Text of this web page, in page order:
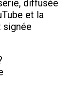
diffusée
et la
signée